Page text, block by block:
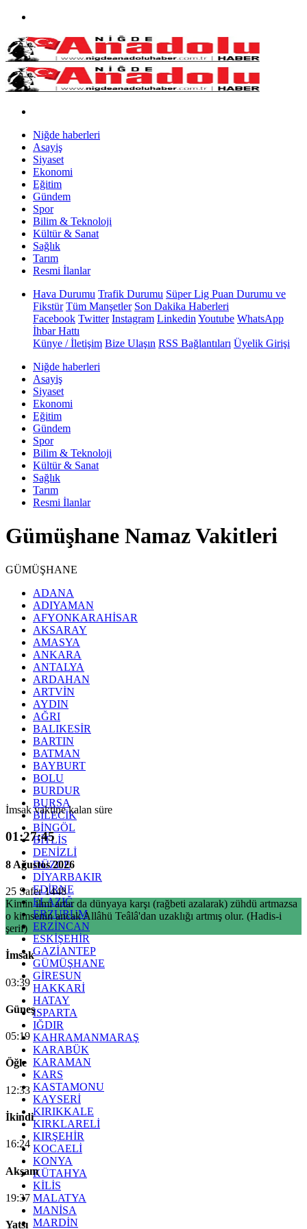
Niğde haberleri
Asayiş
Siyaset
Ekonomi
Eğitim
Gündem
Spor
Bilim & Teknoloji
Kültür & Sanat
Sağlık
Tarım
Resmi İlanlar
Hava Durumu Trafik Durumu Süper Lig Puan Durumu ve
Fikstür Tüm Manşetler Son Dakika Haberleri
Facebook Twitter Instagram Linkedin Youtube WhatsApp
İhbar Hattı
Künye / İletişim Bize Ulaşın RSS Bağlantıları Üyelik Girişi
Niğde haberleri
Asayiş
Siyaset
Ekonomi
Eğitim
Gündem
Spor
Bilim & Teknoloji
Kültür & Sanat
Sağlık
Tarım
Resmi İlanlar
Gümüşhane Namaz Vakitleri
GÜMÜŞHANE
ADANA
ADIYAMAN
AFYONKARAHİSAR
AKSARAY
AMASYA
ANKARA
ANTALYA
ARDAHAN
ARTVİN
AYDIN
AĞRI
BALIKESİR
BARTIN
BATMAN
BAYBURT
BOLU
BURDUR
BURSA
BİLECİK
BİNGÖL
BİTLİS
DENİZLİ
DÜZCE
DİYARBAKIR
EDİRNE
ELAZIĞ
ERZURUM
ERZİNCAN
ESKİŞEHİR
GAZİANTEP
GÜMÜŞHANE
GİRESUN
HAKKARİ
HATAY
ISPARTA
IĞDIR
KAHRAMANMARAŞ
KARABÜK
KARAMAN
KARS
KASTAMONU
KAYSERİ
KIRIKKALE
KIRKLARELİ
KIRŞEHİR
KOCAELİ
KONYA
KÜTAHYA
KİLİS
MALATYA
MANİSA
MARDİN
İmsak vaktine kalan süre
01:27:45
8 Ağustos 2026
25 Safer 1448
Kimin ilmi artar da dünyaya karşı (rağbeti azalarak) zühdü artmazsa
o kimsenin ancak Allâhü Teâlâ'dan uzaklığı artmış olur. (Hadis-i
şerif)
İmsak
03:39
Güneş
05:19
Öğle
12:33
İkindi
16:24
Akşam
19:37
Yatsı